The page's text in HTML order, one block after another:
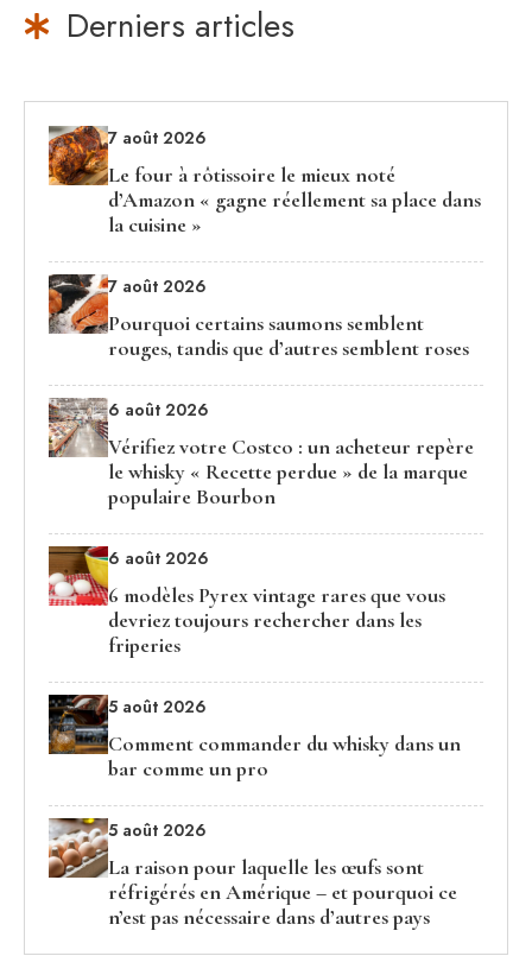
Derniers articles
7 août 2026
Le four à rôtissoire le mieux noté
d’Amazon « gagne réellement sa place dans
la cuisine »
7 août 2026
Pourquoi certains saumons semblent
rouges, tandis que d’autres semblent roses
6 août 2026
Vérifiez votre Costco : un acheteur repère
le whisky « Recette perdue » de la marque
populaire Bourbon
6 août 2026
6 modèles Pyrex vintage rares que vous
devriez toujours rechercher dans les
friperies
5 août 2026
Comment commander du whisky dans un
bar comme un pro
5 août 2026
La raison pour laquelle les œufs sont
réfrigérés en Amérique – et pourquoi ce
n’est pas nécessaire dans d’autres pays